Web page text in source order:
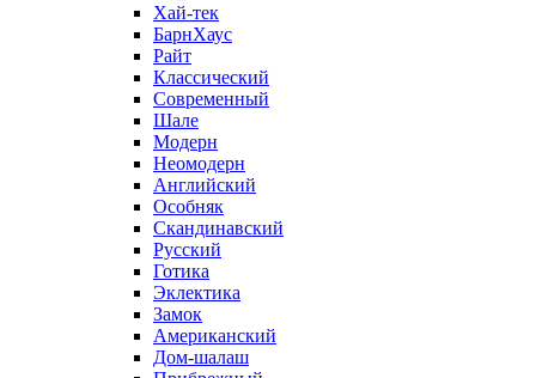
Хай-тек
БарнХаус
Райт
Классический
Современный
Шале
Модерн
Неомодерн
Английский
Особняк
Скандинавский
Русский
Готика
Эклектика
Замок
Американский
Дом-шалаш